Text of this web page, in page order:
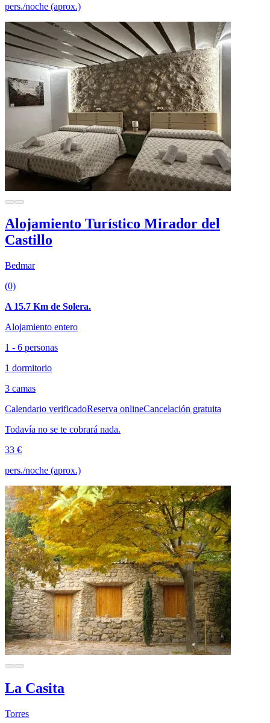
pers./noche (aprox.)
Alojamiento Turístico Mirador del
Castillo
Bedmar
(0)
A 15.7 Km de Solera.
Alojamiento entero
1 - 6 personas
1 dormitorio
3 camas
Calendario verificadoReserva onlineCancelación gratuita
Todavía no se te cobrará nada.
33 €
pers./noche (aprox.)
La Casita
Torres